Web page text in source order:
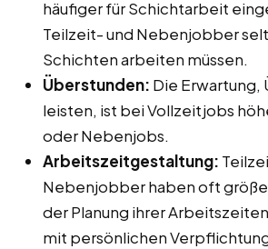
häufiger für Schichtarbeit
Teilzeit- und Nebenjobber
Schichten arbeiten müssen.
Überstunden: Die Erwartung,
leisten, ist bei Vollzeitjobs
oder Nebenjobs.
Arbeitszeitgestaltung:
Nebenjobber haben oft
der Planung ihrer
mit persönlichen